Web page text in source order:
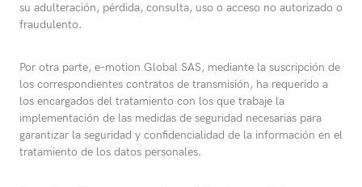
su adulteración, pérdida, consulta, uso o acceso no autorizado o
fraudulento.
Por otra parte, e-motion Global SAS, mediante la suscripción de
los correspondientes contratos de transmisión, ha requerido a
los encargados del tratamiento con los que trabaje la
implementación de las medidas de seguridad necesarias para
garantizar la seguridad y confidencialidad de la información en el
tratamiento de los datos personales.